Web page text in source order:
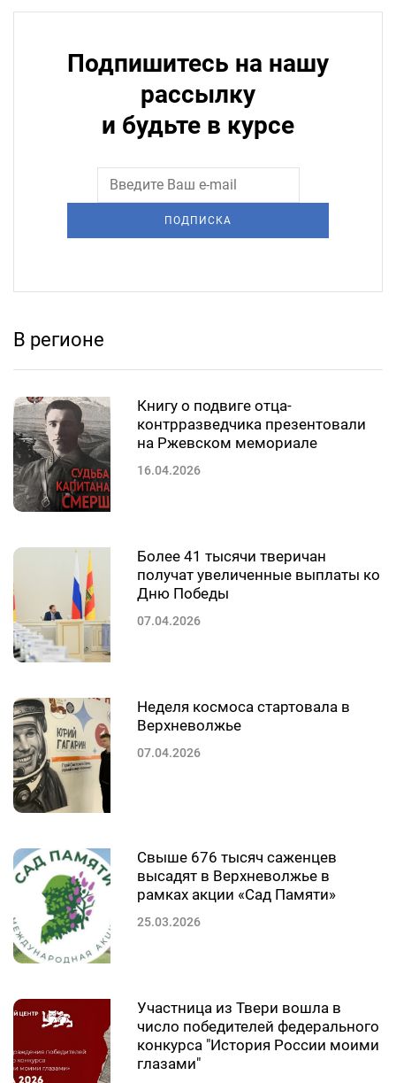
Подпишитесь на нашу
рассылку
и будьте в курсе
ПОДПИСКА
В регионе
Книгу о подвиге отца-
контрразведчика презентовали
на Ржевском мемориале
16.04.2026
Более 41 тысячи тверичан
получат увеличенные выплаты ко
Дню Победы
07.04.2026
Неделя космоса стартовала в
Верхневолжье
07.04.2026
Свыше 676 тысяч саженцев
высадят в Верхневолжье в
рамках акции «Сад Памяти»
25.03.2026
Участница из Твери вошла в
число победителей федерального
конкурса "История России моими
глазами"